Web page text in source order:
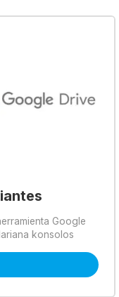
Google
konsolos